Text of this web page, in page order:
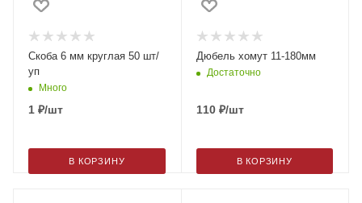
Скоба 6 мм круглая 50 шт/
уп
Много
1 ₽/шт
В КОРЗИНУ
Дюбель хомут 11-180мм
Достаточно
110₽/шт
В КОРЗИНУ